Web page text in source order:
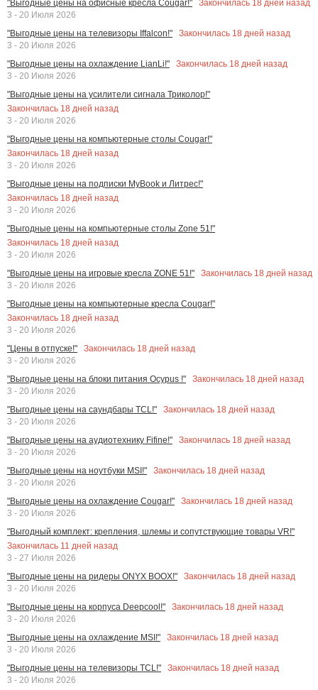
"Выгодные цены на офисные кресла Cougar!" Закончилась 18 дней назад
3 - 20 Июля 2026
"Выгодные цены на телевизоры Iffalcon!"
Закончилась 18 дней назад
3 - 20 Июля 2026
"Выгодные цены на охлаждение LianLi!"
Закончилась 18 дней назад
3 - 20 Июля 2026
"Выгодные цены на усилители сигнала Триколор!"
Закончилась 18 дней назад
3 - 20 Июля 2026
"Выгодные цены на компьютерные столы Cougar!"
Закончилась 18 дней назад
3 - 20 Июля 2026
"Выгодные цены на подписки MyBook и Литрес!"
Закончилась 18 дней назад
3 - 20 Июля 2026
"Выгодные цены на компьютерные столы Zone 51!"
Закончилась 18 дней назад
3 - 20 Июля 2026
"Выгодные цены на игровые кресла ZONE 51!"
Закончилась 18 дней назад
3 - 20 Июля 2026
"Выгодные цены на компьютерные кресла Cougar!"
Закончилась 18 дней назад
3 - 20 Июля 2026
"Цены в отпуске!"
Закончилась 18 дней назад
3 - 20 Июля 2026
"Выгодные цены на блоки питания Ocypus !"
Закончилась 18 дней назад
3 - 20 Июля 2026
"Выгодные цены на саундбары TCL!"
Закончилась 18 дней назад
3 - 20 Июля 2026
"Выгодные цены на аудиотехнику Fifine!"
Закончилась 18 дней назад
3 - 20 Июля 2026
"Выгодные цены на ноутбуки MSI!"
Закончилась 18 дней назад
3 - 20 Июля 2026
"Выгодные цены на охлаждение Cougar!"
Закончилась 18 дней назад
3 - 20 Июля 2026
"Выгодный комплект: крепления, шлемы и сопутствующие товары VR!"
Закончилась 11 дней назад
3 - 27 Июля 2026
"Выгодные цены на ридеры ONYX BOOX!"
Закончилась 18 дней назад
3 - 20 Июля 2026
"Выгодные цены на корпуса Deepcool!"
Закончилась 18 дней назад
3 - 20 Июля 2026
"Выгодные цены на охлаждение MSI!"
Закончилась 18 дней назад
3 - 20 Июля 2026
"Выгодные цены на телевизоры TCL!"
Закончилась 18 дней назад
3 - 20 Июля 2026